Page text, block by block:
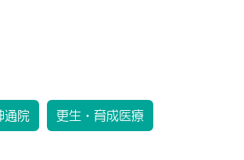
通院 更生・育成医療